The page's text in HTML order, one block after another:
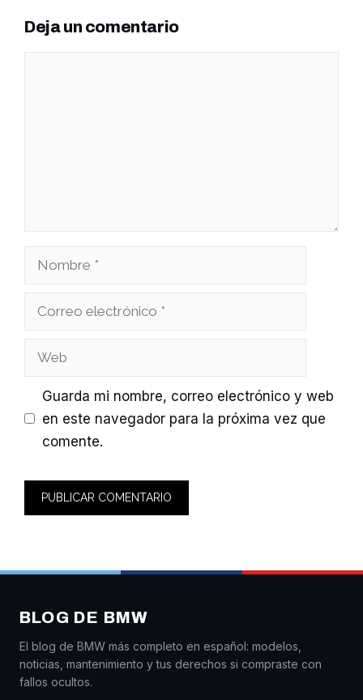
Deja un comentario
Nombre
Correo
Web
Guarda mi nombre, correo electrónico y web
en este navegador para la próxima vez que
comente.
BLOG DE BMW
El blog de BMW más completo en español: modelos,
noticias, mantenimiento y tus derechos si compraste con
fallos ocultos.